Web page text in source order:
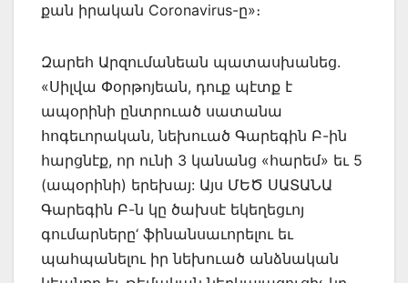
քան իրական Coronavirus-ը»։
Զարեհ Արզումանեան պատասխանեց.
«Սիլվա Փօրթոյեան, դուք պէտք է
ապօրինի ընտրուած սատանա
հոգեւորական, նեխուած Գարեգին Բ-ին
հարցնէք, որ ունի 3 կանանց «հարեմ» եւ 5
(ապօրինի) երեխայ: Այս ՄԵԾ ՍԱՏԱՆԱ
Գարեգին Բ-ն կը ծախսէ եկեղեցւոյ
գումարները‘ ֆինանսաւորելու եւ
պահպանելու իր նեխուած անձնական